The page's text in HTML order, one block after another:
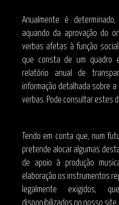
Anualmente é
aquando da aprovação do
verbas afetas à função
que consta de um quadro
relatório anual de
informação detalhada sobre
verbas. Pode consultar estes
Tendo em conta que, num
pretende alocar algumas
de apoio à produção
elaboração os instrumentos
legalmente exigidos,